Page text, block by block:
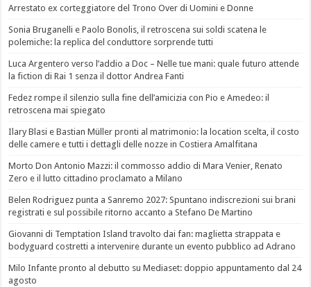
Arrestato ex corteggiatore del Trono Over di Uomini e Donne
Sonia Bruganelli e Paolo Bonolis, il retroscena sui soldi scatena le
polemiche: la replica del conduttore sorprende tutti
Luca Argentero verso l’addio a Doc – Nelle tue mani: quale futuro attende
la fiction di Rai 1 senza il dottor Andrea Fanti
Fedez rompe il silenzio sulla fine dell’amicizia con Pio e Amedeo: il
retroscena mai spiegato
Ilary Blasi e Bastian Müller pronti al matrimonio: la location scelta, il costo
delle camere e tutti i dettagli delle nozze in Costiera Amalfitana
Morto Don Antonio Mazzi: il commosso addio di Mara Venier, Renato
Zero e il lutto cittadino proclamato a Milano
Belen Rodriguez punta a Sanremo 2027: Spuntano indiscrezioni sui brani
registrati e sul possibile ritorno accanto a Stefano De Martino
Giovanni di Temptation Island travolto dai fan: maglietta strappata e
bodyguard costretti a intervenire durante un evento pubblico ad Adrano
Milo Infante pronto al debutto su Mediaset: doppio appuntamento dal 24
agosto